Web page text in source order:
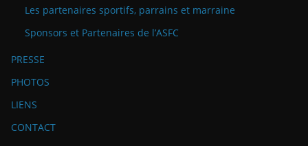
Les partenaires sportifs, parrains et marraine
Sponsors et Partenaires de l’ASFC
PRESSE
PHOTOS
LIENS
CONTACT